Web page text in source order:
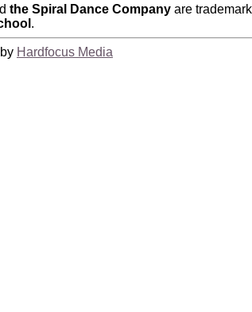
the Spiral Dance Company are
.
Hardfocus Media